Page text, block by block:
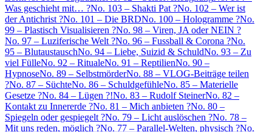
Was geschieht mit… ?No. 103 – Shakti Pat ?No. 102 – Wer ist
der Antichrist ?No. 101 – Die BRDNo. 100 – Hologramme ?No.
99 – Plastisch Visualisieren ?No. 98 – Viren, JA oder NEIN ?
No. 97 – Luziferische Welt ?No. 96 – Fussball & Corona ?No.
95 – BlutaustauschNo. 94 – Liebe, Suizid & SchuldNo. 93 – Zu
viel FülleNo. 92 – RitualeNo. 91 – ReptilienNo. 90 –
HypnoseNo. 89 – SelbstmörderNo. 88 – VLOG-Beiträge teilen
?No. 87 – SüchteNo. 86 – SchuldgefühleNo. 85 – Materielle
Gesetze ?No. 84 – Lügen ?!No. 83 – Rudolf SteinerNo. 82 –
Kontakt zu Innererde ?No. 81 – Mich anbieten ?No. 80 –
Spiegeln oder gespiegelt ?No. 79 – Licht auslöschen ?No. 78 –
Mit uns reden, möglich ?No. 77 – Parallel-Welten, physisch ?No.